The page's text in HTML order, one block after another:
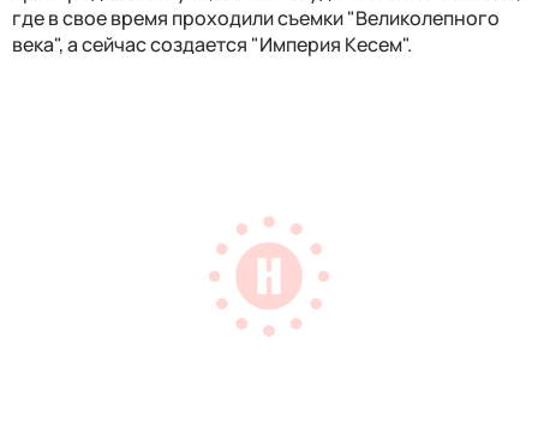
где в свое время проходили съемки "Великолепного
века", а сейчас создается "Империя Кесем".